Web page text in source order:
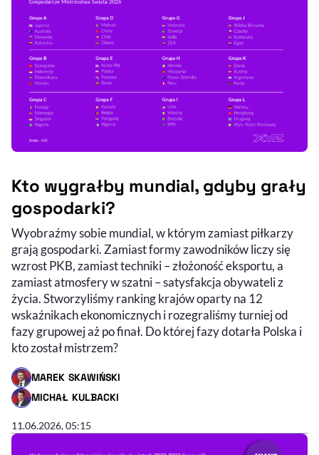
Kto wygrałby mundial, gdyby grały
gospodarki?
Wyobraźmy sobie mundial, w którym zamiast piłkarzy
grają gospodarki. Zamiast formy zawodników liczy się
wzrost PKB, zamiast techniki – złożoność eksportu, a
zamiast atmosfery w szatni – satysfakcja obywateli z
życia. Stworzyliśmy ranking krajów oparty na 12
wskaźnikach ekonomicznych i rozegraliśmy turniej od
fazy grupowej aż po finał. Do której fazy dotarła Polska i
kto został mistrzem?
MAREK SKAWIŃSKI
- AUTOR ARTYKUŁU - PROFIL
MICHAŁ KULBACKI
- AUTOR ARTYKUŁU - PROFIL
11.06.2026, 05:15